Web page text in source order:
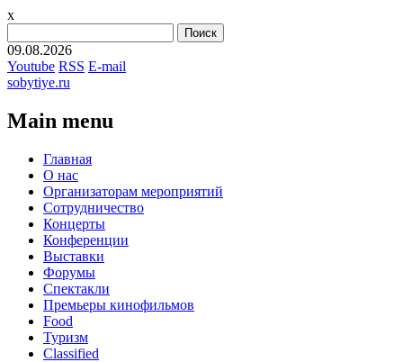
x
09.08.2026
Youtube RSS E-mail
sobytiye.ru
Main menu
Skip
content
Главная
О нас
Организаторам мероприятий
Сотрудничество
Концерты
Конференции
Выставки
Форумы
Спектакли
Премьеры кинофильмов
Food
Туризм
Сlassified